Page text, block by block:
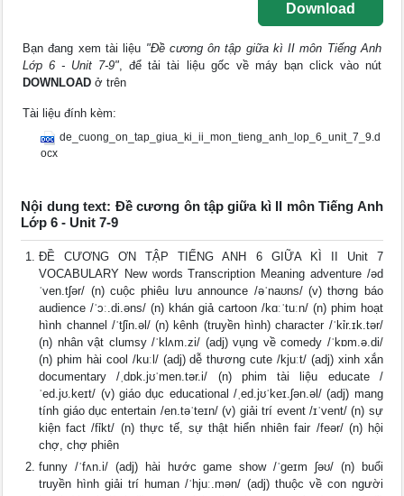
Download
Bạn đang xem tài liệu "Đề cương ôn tập giữa kì II môn Tiếng Anh
Lớp 6 - Unit 7-9", để tải tài liệu gốc về máy bạn click vào nút
DOWNLOAD ở trên
Tài liệu đính kèm:
de_cuong_on_tap_giua_ki_ii_mon_tieng_anh_lop_6_unit_7_9.d
ocx
Nội dung text: Đề cương ôn tập giữa kì II môn Tiếng Anh
Lớp 6 - Unit 7-9
ĐỀ CƯƠNG ƠN TẬP TIẾNG ANH 6 GIỮA KÌ II Unit 7
VOCABULARY New words Transcription Meaning adventure /əd
ˈven.tʃər/ (n) cuộc phiêu lưu announce /əˈnaʊns/ (v) thơng báo
audience /ˈɔː.di.əns/ (n) khán giả cartoon /kɑːˈtuːn/ (n) phim hoạt
hình channel /ˈtʃỉn.əl/ (n) kênh (truyền hình) character /ˈkỉr.ɪk.tər/
(n) nhân vật clumsy /ˈklʌm.zi/ (adj) vụng về comedy /ˈkɒm.ə.di/
(n) phim hài cool /kuːl/ (adj) dễ thương cute /kjuːt/ (adj) xinh xắn
documentary /ˌdɒk.jʊˈmen.tər.i/ (n) phim tài liệu educate /
ˈed.jʊ.keɪt/ (v) giáo dục educational /ˌed.jʊˈkeɪ.ʃən.əl/ (adj) mang
tính giáo dục entertain /en.təˈteɪn/ (v) giải trí event /ɪˈvent/ (n) sự
kiện fact /fỉkt/ (n) thực tế, sự thật hiển nhiên fair /feər/ (n) hội
chợ, chợ phiên
funny /ˈfʌn.i/ (adj) hài hước game show /ˈgeɪm ʃəʊ/ (n) buổi
truyền hình giải trí human /ˈhjuː.mən/ (adj) thuộc về con người